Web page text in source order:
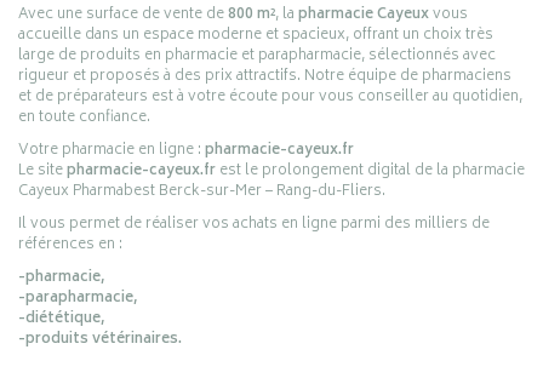
Avec une surface de vente de800 m², lapharmacie Cayeuxvous
accueille dans un espace moderne et spacieux, offrant un choix très
large de produits en pharmacie et parapharmacie, sélectionnés avec
rigueur et proposés à des prix attractifs. Notre équipe de pharmaciens
et de préparateurs est à votre écoute pour vous conseiller au quotidien,
en toute confiance.
Votre pharmacie en ligne :pharmacie-cayeux.fr
Le sitepharmacie-cayeux.frest le prolongement digital de la pharmacie
Cayeux Pharmabest Berck-sur-Mer – Rang-du-Fliers.
Il vous permet de réaliser vos achats en ligne parmi des milliers de
références en :
-pharmacie,
-parapharmacie,
-diététique,
-produits vétérinaires.